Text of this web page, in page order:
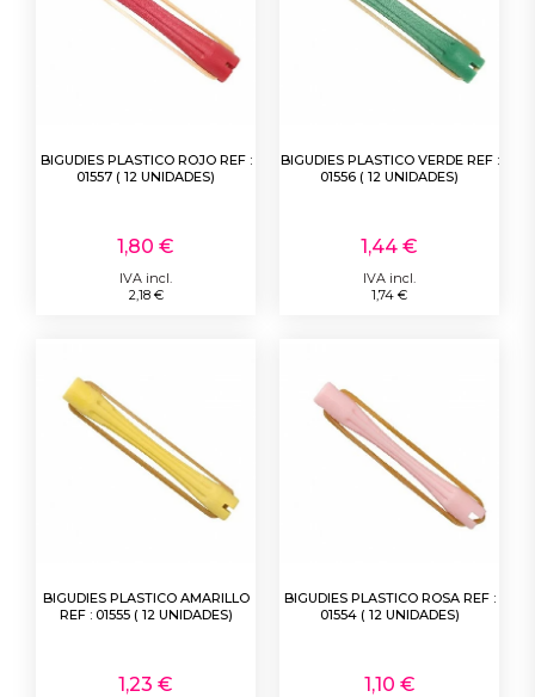
BIGUDIES PLASTICO ROJO REF :
01557 ( 12 UNIDADES)
1,80 €
IVA incl.
2,18 €
BIGUDIES PLASTICO VERDE REF :
01556 ( 12 UNIDADES)
1,44 €
IVA incl.
1,74 €
BIGUDIES PLASTICO AMARILLO
REF : 01555 ( 12 UNIDADES)
1,23 €
BIGUDIES PLASTICO ROSA REF :
01554 ( 12 UNIDADES)
1,10 €